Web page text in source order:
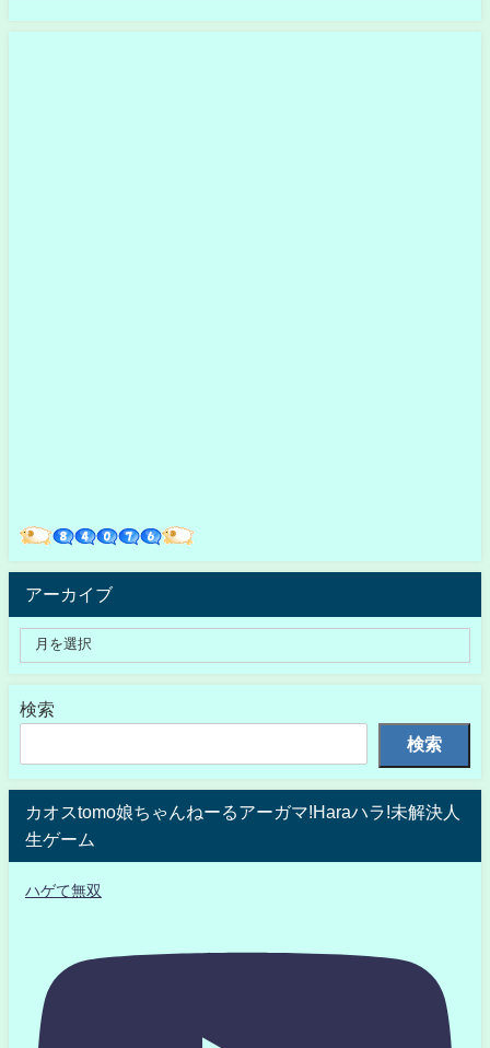
アーカイブ
検索
検索
カオスtomo娘ちゃんねーるアーガマ!Haraハラ!未解決人
生ゲーム
ハゲて無双